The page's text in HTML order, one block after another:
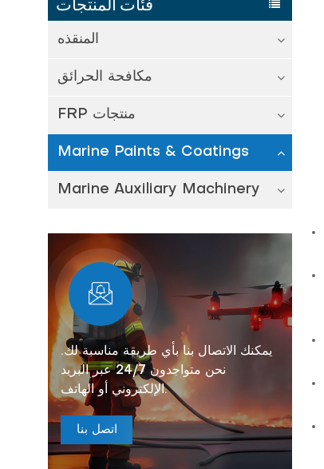
المنقذه
مكافحة الحرائق
FRP منتجات
Marine Paints & Coatings
Marine Auxiliary Machinery
يمكنك الاتصال بنا بأي طريقة مناسبة لك.
نحن متواجدون 24/7 عبر البريد
الإلكتروني أو الهاتف.
اتصل بنا